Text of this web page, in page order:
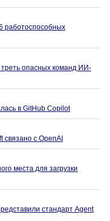
работоспособных
треть опасных команд ИИ-
в GitHub Copilot
с OpenAI
места для загрузки
стандарт Agent